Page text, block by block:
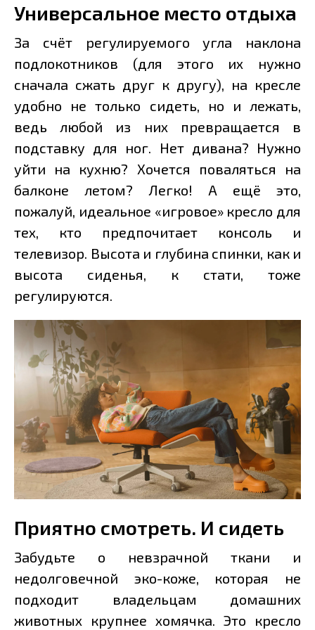
Универсальное место отдыха
За счёт регулируемого угла наклона
подлокотников (для этого их нужно
сначала сжать друг к другу), на кресле
удобно не только сидеть, но и лежать,
ведь любой из них превращается в
подставку для ног. Нет дивана? Нужно
уйти на кухню? Хочется поваляться на
балконе летом? Легко! А ещё это,
пожалуй, идеальное «игровое» кресло для
тех, кто предпочитает консоль и
телевизор. Высота и глубина спинки, как и
высота сиденья, к стати, тоже
регулируются.
Приятно смотреть. И сидеть
Забудьте о невзрачной ткани и
недолговечной эко-коже, которая не
подходит владельцам домашних
животных крупнее хомячка. Это кресло